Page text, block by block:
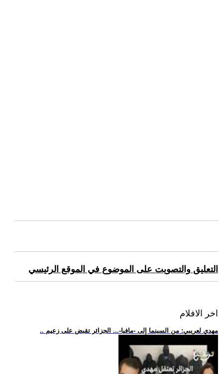
التعليق والتصويت على الموضوع في الموقع الرئيسي
اخر الافلام
.. مهدي لعريبي: من السينما إلى -مافيا-... الجزائر تقبض على زعيم